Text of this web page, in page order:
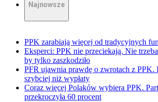
Najnowsze
PPK zarabiają więcej od tradycyjnych
Eksperci: PPK nie przeciekają. Nie
by tylko zaszkodziło
PFR ujawnia prawdę o zwrotach z PPK.
szybciej niż wypłaty
Coraz więcej Polaków wybiera PPK.
przekroczyła 60 procent